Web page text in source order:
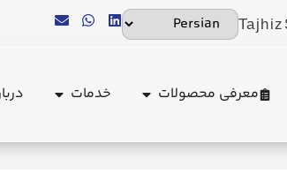
.
معرفی محصولات خدمات